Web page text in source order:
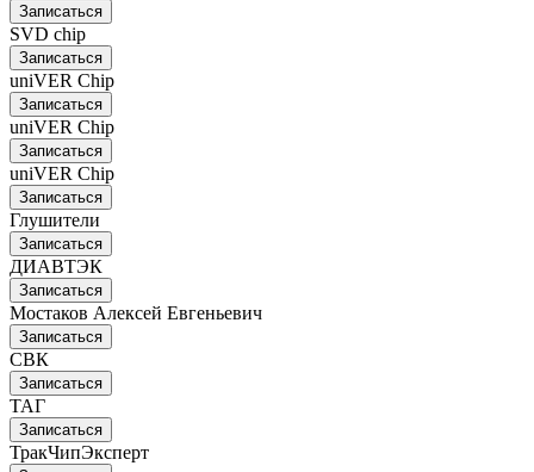
Записаться
SVD chip
Записаться
uniVER Chip
Записаться
uniVER Chip
Записаться
uniVER Chip
Записаться
Глушители
Записаться
ДИАВТЭК
Записаться
Мостаков Алексей Евгеньевич
Записаться
СВК
Записаться
ТАГ
Записаться
ТракЧипЭксперт